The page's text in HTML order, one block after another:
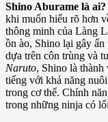
Shino Aburame là ai?
khi muốn hiểu rõ hơn
thông minh của Làng
ồn ào, Shino lại gây
dựa trên côn trùng và
Naruto, Shino là
tiếng với khả năng
trong cơ thể. Chính
trong những ninja có